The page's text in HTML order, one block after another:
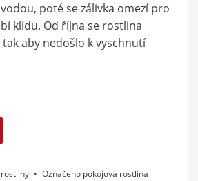
poté se zálivka omezí pro
klidu. Od října se rostlina
aby nedošlo k vyschnutí
Označeno pokojová rostlina